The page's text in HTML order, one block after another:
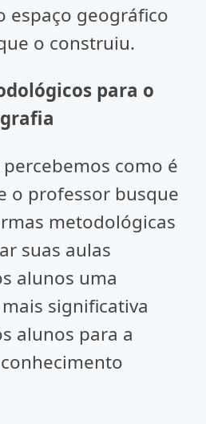
espaço geográfico
o construiu.
para o
como é
o professor busque
metodológicas
suas aulas
alunos uma
significativa
alunos para a